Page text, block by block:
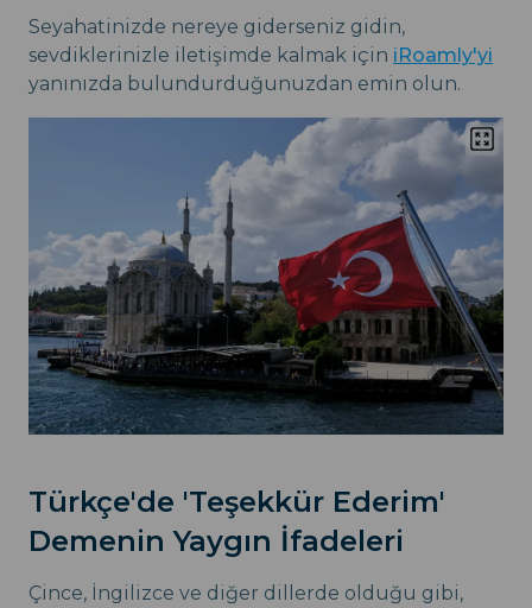
Seyahatinizde nereye giderseniz gidin,
sevdiklerinizle iletişimde kalmak için iRoamly'yi
yanınızda bulundurduğunuzdan emin olun.
Türkçe'de 'Teşekkür Ederim'
Demenin Yaygın İfadeleri
Çince, İngilizce ve diğer dillerde olduğu gibi,